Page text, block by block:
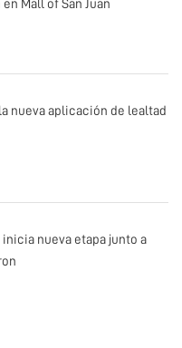
Mall of San Juan
nueva aplicación de lealtad
inicia nueva etapa junto a